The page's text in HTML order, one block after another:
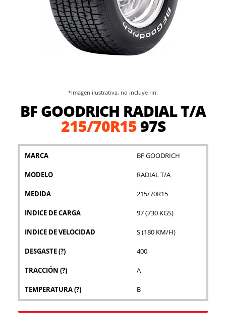
BF GOODRICH RADIAL T/A
215/70R1597S
MARCA BF GOODRICH
MODELO RADIAL T/A
MEDIDA 215/70R15
INDICE DE CARGA 97 (730 KGS)
INDICE DE VELOCIDAD S (180 KM/H)
DESGASTE(?) 400
TRACCIÓN (?) A
TEMPERATURA(?) B
*Imagen ilustrativa, no incluye rin.
galería
imágenes